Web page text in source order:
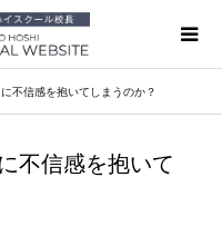
不信感を抱いてしまうのか？
不信感を抱いて